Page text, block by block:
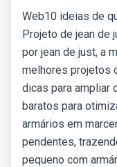
Web10 ideias de
Projeto de jean de
por jean de just, a
melhores projetos
dicas para ampliar
baratos para
armários em
pendentes,
pequeno com